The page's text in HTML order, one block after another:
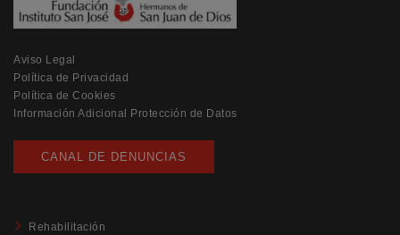
Aviso Legal
Política de Privacidad
Política de Cookies
Información Adicional Protección de Datos
CANAL DE DENUNCIAS
Rehabilitación